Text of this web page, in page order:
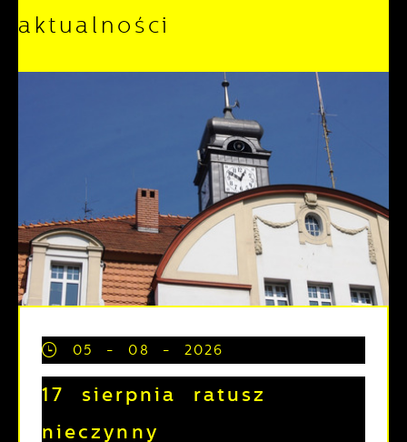
aktualności
05 - 08 - 2026
17 sierpnia ratusz
nieczynny